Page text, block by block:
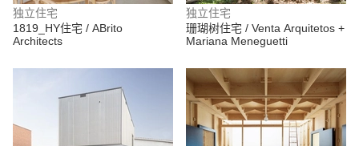
独立住宅
1819_HY住宅 / ABrito
Architects
独立住宅
珊瑚树住宅 / Venta Arquitetos +
Mariana Meneguetti